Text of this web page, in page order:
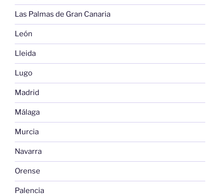
Las Palmas de Gran Canaria
León
Lleida
Lugo
Madrid
Málaga
Murcia
Navarra
Orense
Palencia